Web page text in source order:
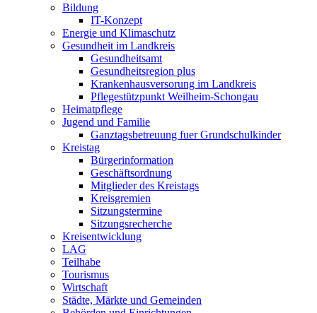
Bildung
IT-Konzept
Energie und Klimaschutz
Gesundheit im Landkreis
Gesundheitsamt
Gesundheitsregion plus
Krankenhausversorung im Landkreis
Pflegestützpunkt Weilheim-Schongau
Heimatpflege
Jugend und Familie
Ganztagsbetreuung fuer Grundschulkinder
Kreistag
Bürgerinformation
Geschäftsordnung
Mitglieder des Kreistags
Kreisgremien
Sitzungstermine
Sitzungsrecherche
Kreisentwicklung
LAG
Teilhabe
Tourismus
Wirtschaft
Städte, Märkte und Gemeinden